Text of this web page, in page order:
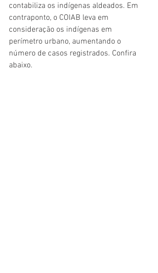
contabiliza os indígenas aldeados. Em
contraponto, o COIAB leva em
consideração os indígenas em
perímetro urbano, aumentando o
número de casos registrados. Confira
abaixo.